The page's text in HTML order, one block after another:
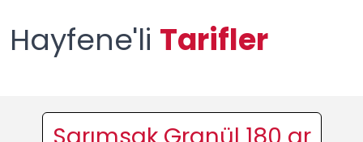
için ürünlerimizin ağzının kapalı olduğuna emin olun ve
kuru bir alanda saklayın.
Nemli bir bölgede yaşıyorsanız,
baharatlarınızı sakladığınız dolap/çekmeceye “nem alıcı
elinizle tekrar toz haline getirerek kullanabilirsiniz.
Ürünlerinizi diğer baharat
Hayfene'li Tarifler